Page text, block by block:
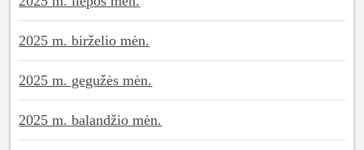
2025 m. birželio mėn.
2025 m. gegužės mėn.
2025 m. balandžio mėn.